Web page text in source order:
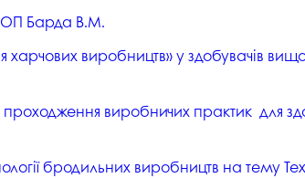
Барда В.М.
виробництв» у здобувачів
виробничих практик для
бродильних виробництв на тему